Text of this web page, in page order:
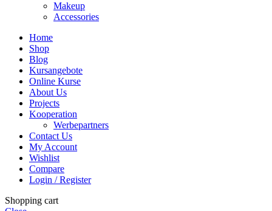
Makeup
Accessories
Home
Shop
Blog
Kursangebote
Online Kurse
About Us
Projects
Kooperation
Werbepartners
Contact Us
My Account
Wishlist
Compare
Login / Register
Shopping cart